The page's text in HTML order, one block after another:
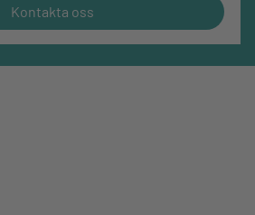
Kontakta oss